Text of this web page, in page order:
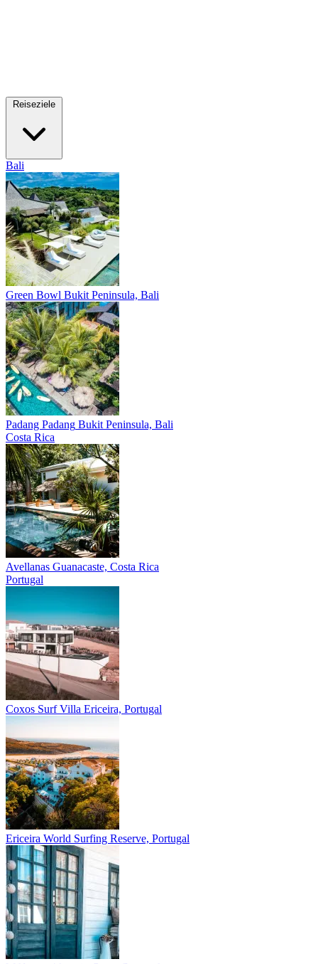
Bali
Green Bowl Bukit Peninsula, Bali
Padang Padang Bukit Peninsula, Bali
Costa Rica
Avellanas Guanacaste, Costa Rica
Portugal
Coxos Surf Villa Ericeira, Portugal
Ericeira World Surfing Reserve, Portugal